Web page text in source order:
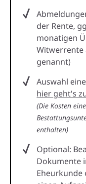
der Rente,
monatigen
Witwerrente
genannt)
Auswahl
hier geht's
(Die Kosten
enthalten)
Optional:
Dokumente
Eheurkunde